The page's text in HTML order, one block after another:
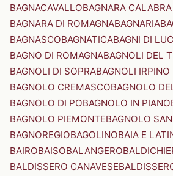
BAGNACAVALLOBAGNARA CALABRA
BAGNARA DI ROMAGNABAGNARIA
BAGNASCOBAGNATICABAGNI DI
BAGNO DI ROMAGNABAGNOLI DEL
BAGNOLI DI SOPRABAGNOLI IRPINO
BAGNOLO CREMASCOBAGNOLO
BAGNOLO DI POBAGNOLO IN PIANO
BAGNOLO PIEMONTEBAGNOLO
BAGNOREGIOBAGOLINOBAIA E
BAIROBAISOBALANGERO
BALDISSERO CANAVESE